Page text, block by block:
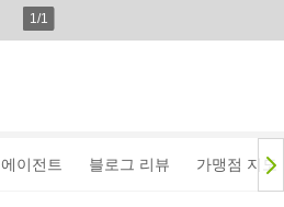
1/1
에이전트 블로그 리뷰 가맹점 지도